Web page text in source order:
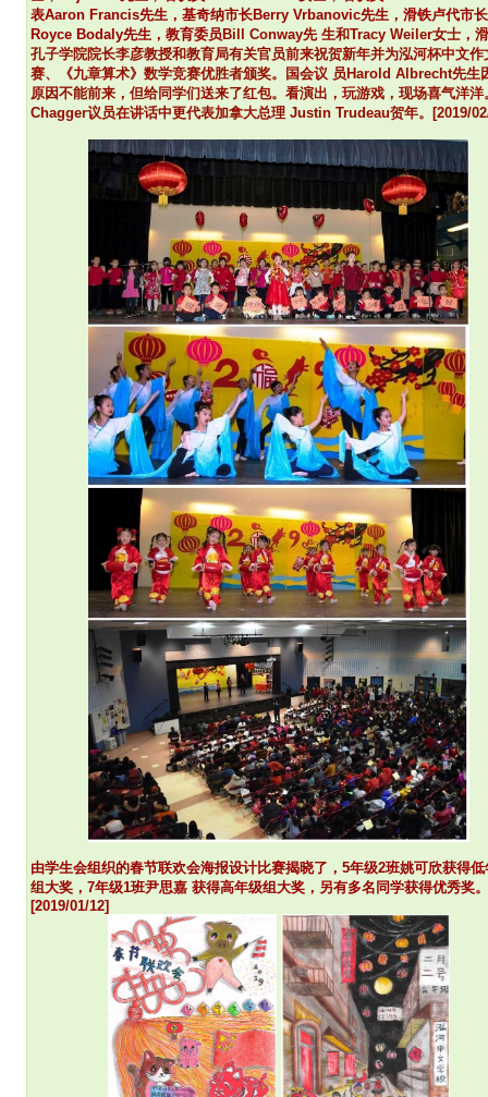
表Aaron Francis先生，基奇纳市长Berry Vrbanovic先生，滑铁卢代市长
Royce Bodaly先生，教育委员 Bill Conway先 生和Tracy Weiler女士，
孔子学院院长李彦教授和教育局有关官员前来祝贺新年并为泓河杯中文作
赛、《九章算术》数学竞赛优胜者颁奖。国会议 员Harold Albrecht先生
原因不能前来，但给同学们送来了红包。看演出，玩游戏，现场喜气洋洋
Chagger议员在讲话中更代表加拿大总理 Justin Trudeau贺年。[2019/
由学生会组织的春节联欢会海报设计比赛揭晓了，5年级2班姚可欣获得低
组 大奖，7年级1班尹思嘉 获得高年级组大奖，另有多名同学获得优秀奖。
[2019/01/12]